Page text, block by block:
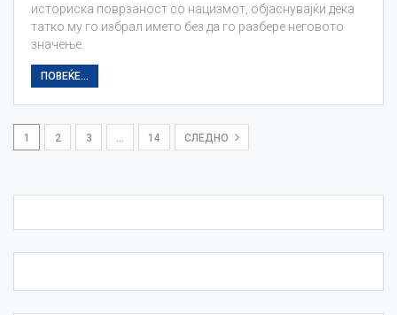
историска поврзаност со нацизмот, објаснувајќи дека
татко му го избрал името без да го разбере неговото
значење.
ПОВЕЌЕ...
1 2 3 14 СЛЕДНО